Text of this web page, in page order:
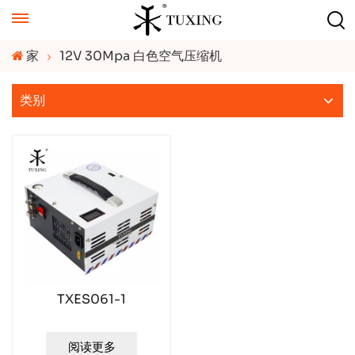
家 12V 30Mpa 白色空气压缩机
类别
TXES061-1
阅读更多